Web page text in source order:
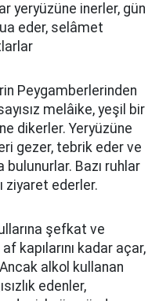
yeryüzüne inerler, gün
eder, selâmet
Peygamberlerinden
melâike, yeşil bir
dikerler. Yeryüzüne
gezer, tebrik eder ve
bulunurlar. Bazı ruhlar
ziyaret ederler.
şefkat ve
kapılarını kadar açar,
alkol kullanan
edenler,